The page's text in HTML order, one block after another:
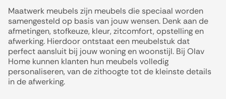
Maatwerk meubels zijn meubels die speciaal worden
samengesteld op basis van jouw wensen. Denk aan de
afmetingen, stofkeuze, kleur, zitcomfort, opstelling en
afwerking. Hierdoor ontstaat een meubelstuk dat
perfect aansluit bij jouw woning en woonstijl. Bij Olav
Home kunnen klanten hun meubels volledig
personaliseren, van de zithoogte tot de kleinste details
in de afwerking.